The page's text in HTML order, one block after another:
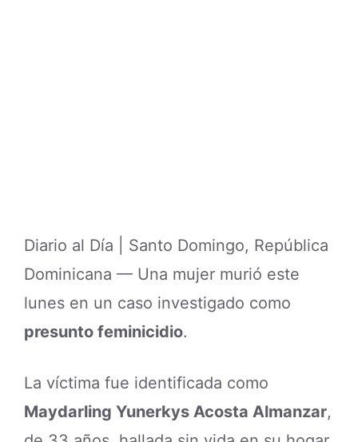
Diario al Día | Santo Domingo, República
Dominicana — Una mujer murió este
lunes en un caso investigado como
presunto feminicidio.
La víctima fue identificada como
Maydarling Yunerkys Acosta Almanzar,